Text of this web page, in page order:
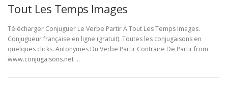
Tout Les Temps Images
Télécharger Conjuguer Le Verbe Partir A Tout Les Temps Images.
Conjugueur française en ligne (gratuit). Toutes les conjugaisons en
quelques clicks. Antonymes Du Verbe Partir Contraire De Partir from
www.conjugaisons.net …